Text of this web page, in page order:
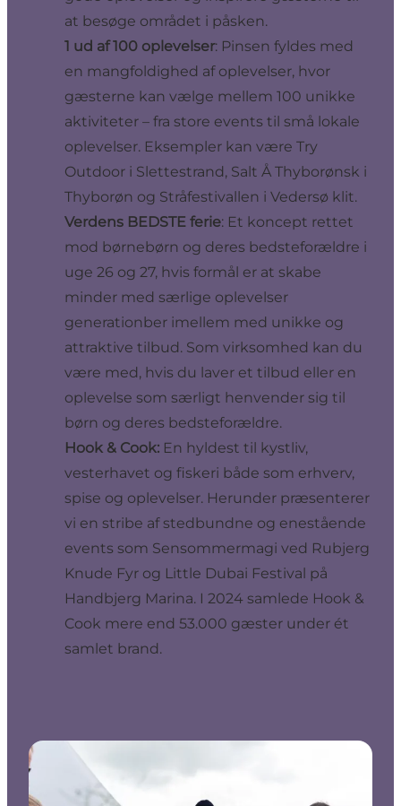
at besøge området i påsken.
1 ud af 100 oplevelser: Pinsen fyldes med
en mangfoldighed af oplevelser, hvor
gæsterne kan vælge mellem 100 unikke
aktiviteter – fra store events til små lokale
oplevelser. Eksempler kan være Try
Outdoor i Slettestrand, Salt Å Thyborønsk i
Thyborøn og Stråfestivallen i Vedersø klit.
Verdens BEDSTE ferie: Et koncept rettet
mod børnebørn og deres bedsteforældre i
uge 26 og 27, hvis formål er at skabe
minder med særlige oplevelser
generationber imellem med unikke og
attraktive tilbud. Som virksomhed kan du
være med, hvis du laver et tilbud eller en
oplevelse som særligt henvender sig til
børn og deres bedsteforældre.
Hook & Cook: En hyldest til kystliv,
vesterhavet og fiskeri både som erhverv,
spise og oplevelser. Herunder præsenterer
vi en stribe af stedbundne og enestående
events som Sensommermagi ved Rubjerg
Knude Fyr og Little Dubai Festival på
Handbjerg Marina. I 2024 samlede Hook &
Cook mere end 53.000 gæster under ét
samlet brand.